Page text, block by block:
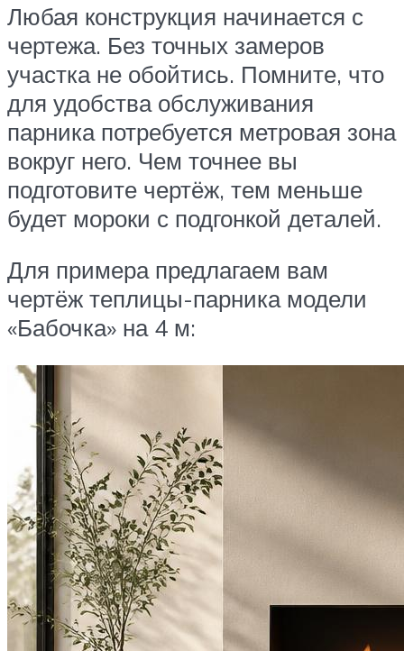
Любая конструкция начинается с
чертежа. Без точных замеров
участка не обойтись. Помните, что
для удобства обслуживания
парника потребуется метровая зона
вокруг него. Чем точнее вы
подготовите чертёж, тем меньше
будет мороки с подгонкой деталей.
Для примера предлагаем вам
чертёж теплицы-парника модели
«Бабочка» на 4 м: